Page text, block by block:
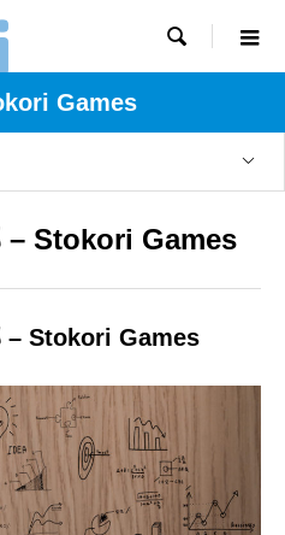

Games
– Stokori Games
– Stokori Games